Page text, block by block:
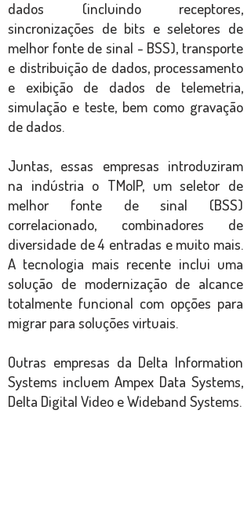
dados (incluindo receptores,
sincronizações de bits e seletores de
melhor fonte de sinal - BSS), transporte
e distribuição de dados, processamento
e exibição de dados de telemetria,
simulação e teste, bem como gravação
de dados.
Juntas, essas empresas introduziram
na indústria o TMoIP, um seletor de
melhor fonte de sinal (BSS)
correlacionado, combinadores de
diversidade de 4 entradas e muito mais.
A tecnologia mais recente inclui uma
solução de modernização de alcance
totalmente funcional com opções para
migrar para soluções virtuais.
Outras empresas da Delta Information
Systems incluem Ampex Data Systems,
Delta Digital Video e Wideband Systems.